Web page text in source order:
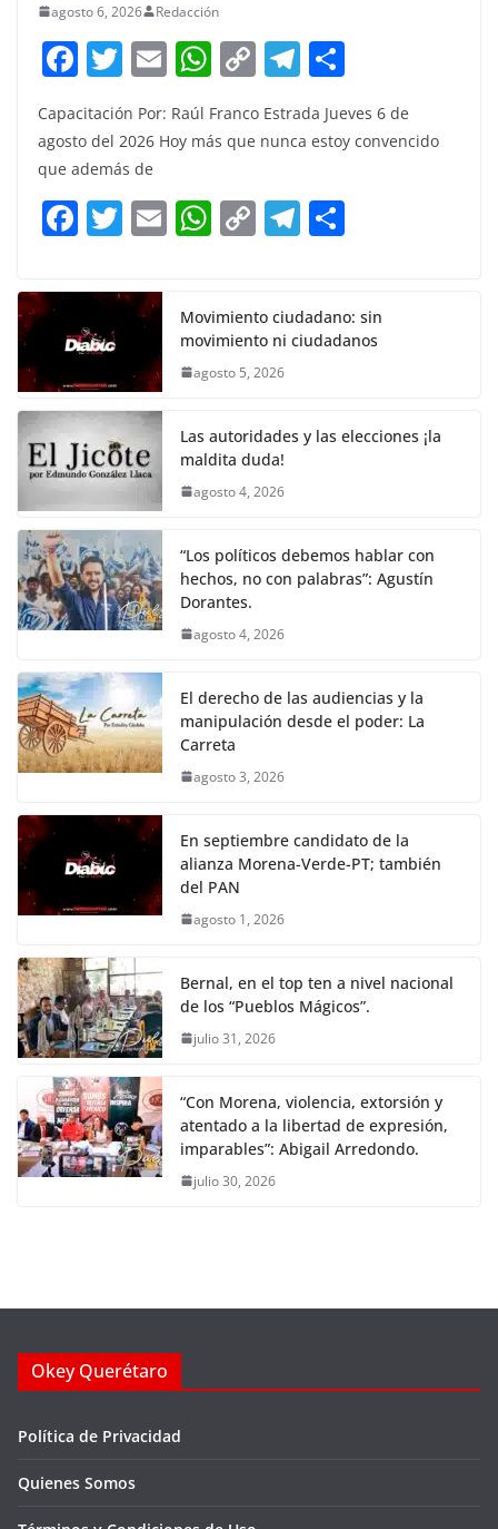
agosto 6, 2026 Redacción
F
a
c
e
b
o
k
T
itt
er
E
m
ai
W
at
A
p
C
p
Li
n
T
el
e
a
m
ar
e
Capacitación Por: Raúl Franco Estrada Jueves 6 de
agosto del 2026 Hoy más que nunca estoy convencido
que además de
F
c
e
b
o
o
k
T
itt
er
E W
s
A
p
C
y
Li
k
T
gr
a
e
Movimiento ciudadano: sin
movimiento ni ciudadanos
agosto 5, 2026
Las autoridades y las elecciones ¡la
maldita duda!
agosto 4, 2026
“Los políticos debemos hablar con
hechos, no con palabras”: Agustín
Dorantes.
agosto 4, 2026
El derecho de las audiencias y la
manipulación desde el poder: La
Carreta
agosto 3, 2026
En septiembre candidato de la
alianza Morena-Verde-PT; también
del PAN
agosto 1, 2026
Bernal, en el top ten a nivel nacional
de los “Pueblos Mágicos”.
julio 31, 2026
“Con Morena, violencia, extorsión y
atentado a la libertad de expresión,
imparables”: Abigail Arredondo.
julio 30, 2026
Okey Querétaro
Política de Privacidad
Quienes Somos